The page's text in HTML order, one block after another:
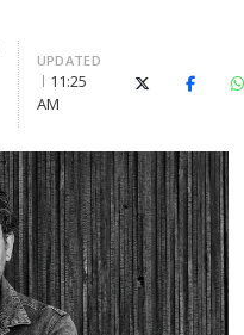
UPDATED
11:25
AM
X (Twitter)